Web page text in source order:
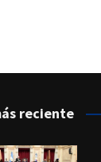
reciente